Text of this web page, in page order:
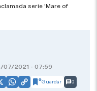
serie 'Mare of
07/2021 - 07:59
X WhatsApp
CopyGuardar 0